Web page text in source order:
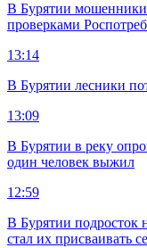
В Бурятии мошенники
проверками
13:14
В Бурятии лесники
13:09
В Бурятии в реку
один человек выжил
12:59
В Бурятии подросток
стал их присваивать